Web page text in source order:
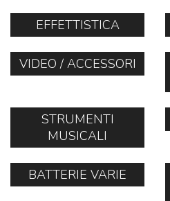
EFFETTISTICA
VIDEO / ACCESSORI
STRUMENTI
MUSICALI
BATTERIE VARIE